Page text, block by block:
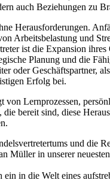
auch Beziehungen zu
Herausforderungen.
Arbeitsbelastung und
ist die Expansion
Planung und die
oder Geschäftspartner,
Erfolg bei.
von Lernprozessen,
bereit sind, diese
und die
Müller in unserer
ein in die Welt eines